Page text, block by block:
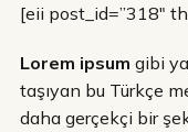
[eii post_id=”318″
Lorem ipsum gibi
taşıyan bu Türkçe
daha gerçekçi bir